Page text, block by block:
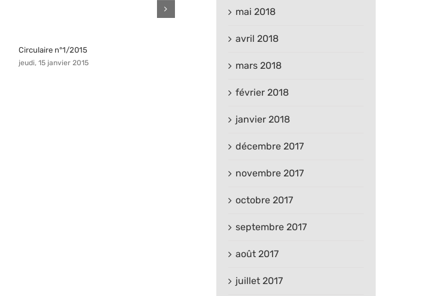
Circulaire n°1/2015
jeudi, 15 janvier 2015
mai 2018
avril 2018
mars 2018
février 2018
janvier 2018
décembre 2017
novembre 2017
octobre 2017
septembre 2017
août 2017
juillet 2017